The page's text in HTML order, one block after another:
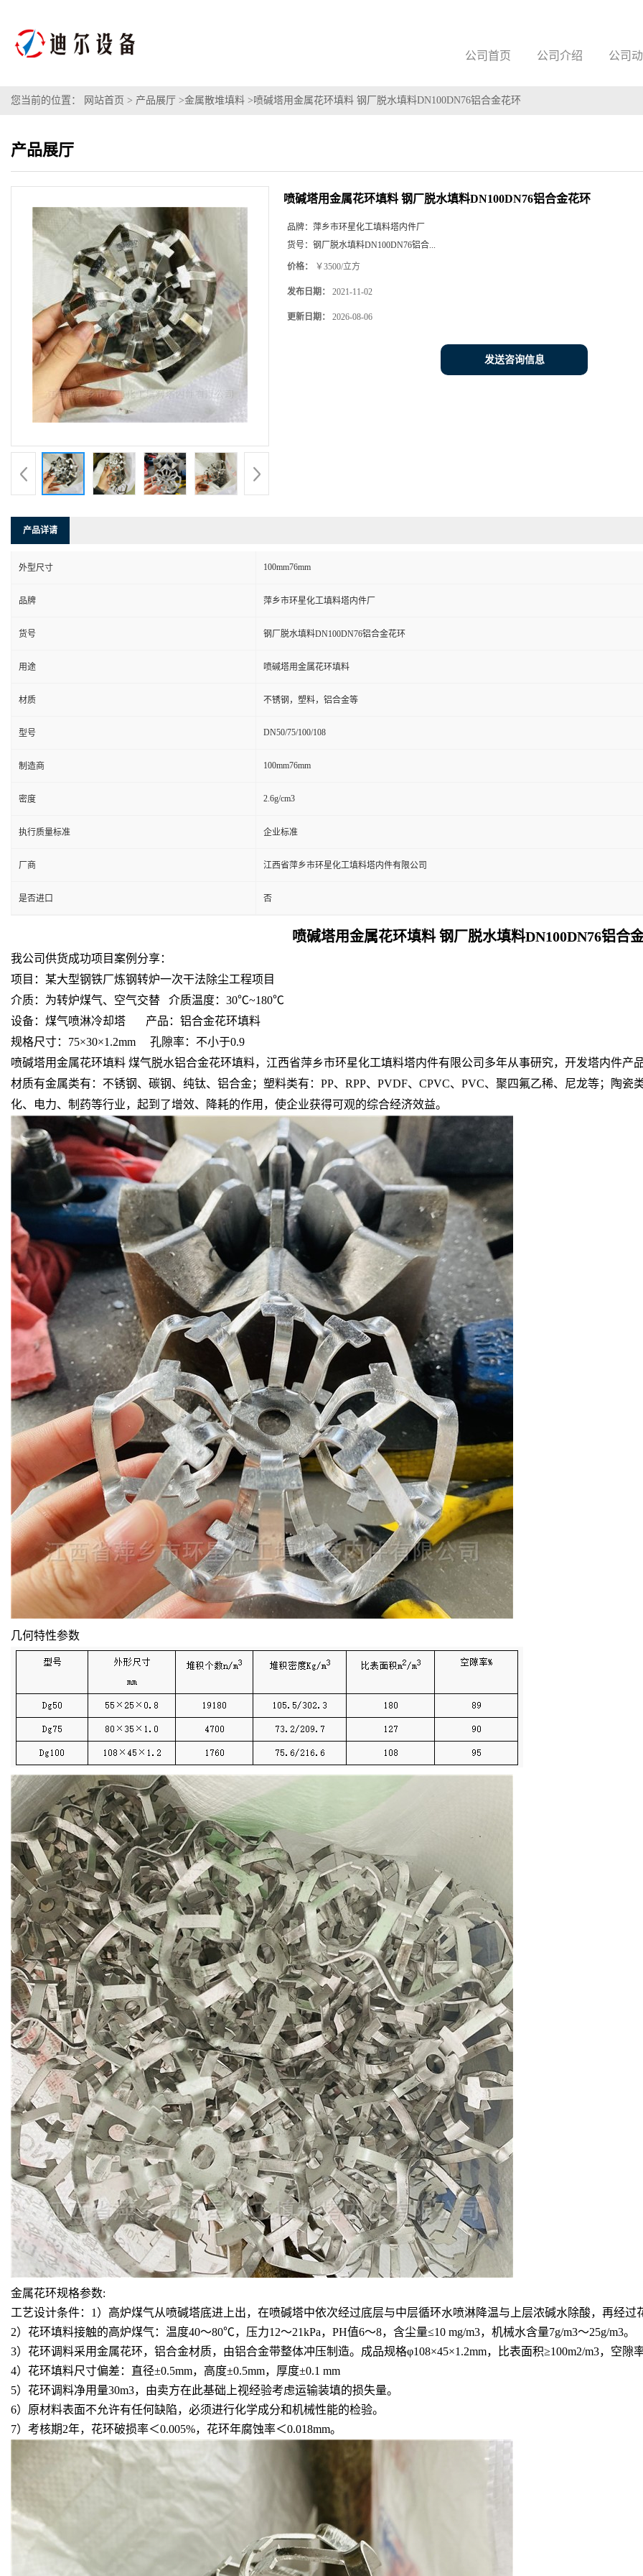
公司首页 公司介绍 公司
您当前的位置： 网站首页 > 产品展厅 >金属散堆填料 >喷碱塔用金属花环填料 钢厂脱水填料DN100DN76铝合金花环
产品展厅
喷碱塔用金属花环填料 钢厂脱水填料DN100DN76铝合金花环
品牌： 萍乡市环星化工填料塔内件厂
货号： 钢厂脱水填料DN100DN76铝合...
价格： ￥3500/立方
发布日期： 2021-11-02
更新日期： 2026-08-06
发送咨询信息
产品详请
外型尺寸 100mm76mm
品牌 萍乡市环星化工填料塔内件厂
货号 钢厂脱水填料DN100DN76铝合金花环
用途 喷碱塔用金属花环填料
材质 不锈钢，塑料，铝合金等
型号 DN50/75/100/108
制造商 100mm76mm
密度 2.6g/cm3
执行质量标准 企业标准
厂商 江西省萍乡市环星化工填料塔内件有限公司
是否进口 否
喷碱塔用金属花环填料 钢厂脱水填料DN100DN76铝合
我公司供货成功项目案例分享：
项目：某大型钢铁厂炼钢转炉一次干法除尘工程项目
介质：为转炉煤气、空气交替 介质温度：30℃~180℃
设备：煤气喷淋冷却塔 产品：铝合金花环填料
规格尺寸：75×30×1.2mm 孔隙率：不小于0.9
喷碱塔用金属花环填料 煤气脱水铝合金花环填料，江西省萍乡市环星化工填料塔内件有限公司多年从事研究，开发塔内件产
材质有金属类有：不锈钢、碳钢、纯钛、铝合金；塑料类有：PP、RPP、PVDF、CPVC、PVC、聚四氟乙稀、尼龙等；陶
化、电力、制药等行业，起到了增效、降耗的作用，使企业获得可观的综合经济效益。
几何特性参数
金属花环规格参数:
工艺设计条件： 1）高炉煤气从喷碱塔底进上出，在喷碱塔中依次经过底层与中层循环水喷淋降温与上层浓碱水除酸，再经过
2）花环填料接触的高炉煤气：温度40～80℃，压力12～21kPa，PH值6～8，含尘量≤10 mg/m3，机械水含量7g/m3～25g/m3。
3）花环调料采用金属花环，铝合金材质，由铝合金带整体冲压制造。成品规格φ108×45×1.2mm，比表面积≥100m2/m3，空隙
4）花环填料尺寸偏差：直径±0.5mm，高度±0.5mm，厚度±0.1 mm
5）花环调料净用量30m3，由卖方在此基础上视经验考虑运输装填的损失量。
6）原材料表面不允许有任何缺陷，必须进行化学成分和机械性能的检验。
7）考核期2年，花环破损率＜0.005%，花环年腐蚀率＜0.018mm。